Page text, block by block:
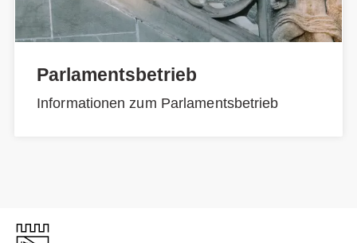
Parlamentsbetrieb
Informationen zum Parlamentsbetrieb